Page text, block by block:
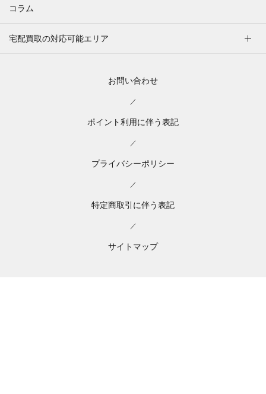
コラム
宅配買取の対応可能エリア
お問い合わせ
／
ポイント利用に伴う表記
／
プライバシーポリシー
／
特定商取引に伴う表記
／
サイトマップ